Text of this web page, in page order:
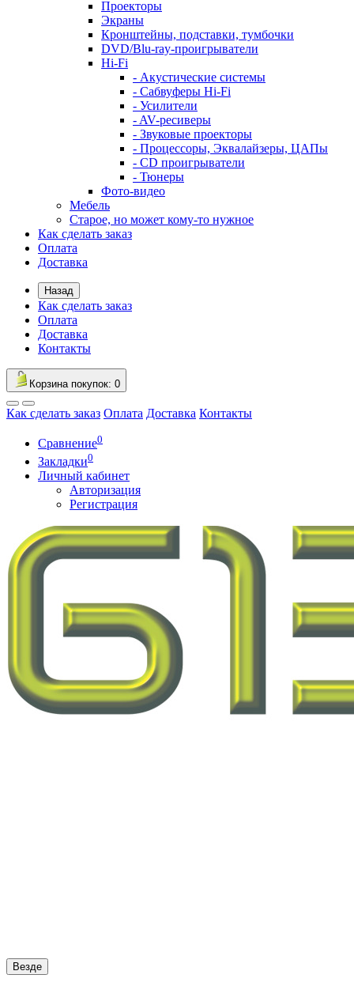
Проекторы
Экраны
Кронштейны, подставки, тумбочки
DVD/Blu-ray-проигрыватели
Hi-Fi
- Акустические системы
- Сабвуферы Hi-Fi
- Усилители
- AV-ресиверы
- Звуковые проекторы
- Процессоры, Эквалайзеры, ЦАПы
- CD проигрыватели
- Тюнеры
Фото-видео
Мебель
Старое, но может кому-то нужное
Как сделать заказ
Оплата
Доставка
Назад
Как сделать заказ
Оплата
Доставка
Контакты
Корзинапокупок: 0
Как сделать заказ Оплата Доставка Контакты
Сравнение0
Закладки0
Личный кабинет
Авторизация
Регистрация
Везде